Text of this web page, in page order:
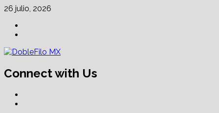
Skip
content
26 julio, 2026
Connect with Us